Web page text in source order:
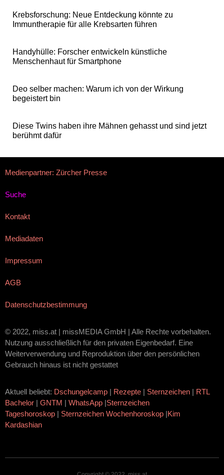
Krebsforschung: Neue Entdeckung könnte zu
Immuntherapie für alle Krebsarten führen
Handyhülle: Forscher entwickeln künstliche
Menschenhaut für Smartphone
Deo selber machen: Warum ich von der Wirkung
begeistert bin
Diese Twins haben ihre Mähnen gehasst und sind jetzt
berühmt dafür
Medienpartner: Zürcher Presse
Suche
Kontakt
Mediadaten
Impressum
AGB
Datenschutzbestimmung
© 2022, miss.at | missMEDIA GmbH | Alle Rechte vorbehalten.
Nutzung ausschließlich für den privaten Eigenbedarf. Eine
Weiterverwendung und Reproduktion über den persönlichen
Gebrauch hinaus ist nicht gestattet
Aktuell beliebt: Dschungelcamp | Rezepte | Sternzeichen | RTL
Bachelor | GNTM | WhatsApp |Sternzeichen
Tageshoroskop | Sternzeichen Wochenhoroskop |Kim
Kardashian